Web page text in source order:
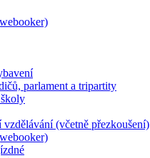
parlament a tripartity
(včetně přezkoušení)